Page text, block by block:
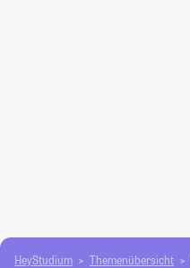
HeyStudium Themenübersicht